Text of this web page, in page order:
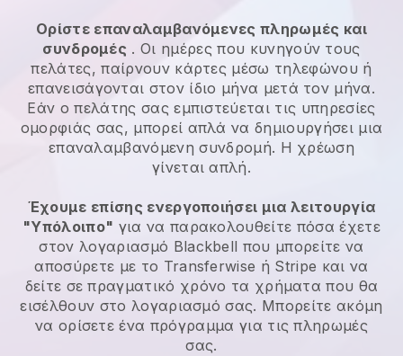
Ορίστε επαναλαμβανόμενες πληρωμές και
συνδρομές . Οι ημέρες που κυνηγούν τους
πελάτες, παίρνουν κάρτες μέσω τηλεφώνου ή
επανεισάγονται στον ίδιο μήνα μετά τον μήνα.
Εάν ο πελάτης σας εμπιστεύεται τις υπηρεσίες
ομορφιάς σας, μπορεί απλά να δημιουργήσει μια
επαναλαμβανόμενη συνδρομή. Η χρέωση
γίνεται απλή.
Έχουμε επίσης ενεργοποιήσει μια λειτουργία
"Υπόλοιπο" για να παρακολουθείτε πόσα έχετε
στον λογαριασμό Blackbell που μπορείτε να
αποσύρετε με το Transferwise ή Stripe και να
δείτε σε πραγματικό χρόνο τα χρήματα που θα
εισέλθουν στο λογαριασμό σας. Μπορείτε ακόμη
να ορίσετε ένα πρόγραμμα για τις πληρωμές
σας.